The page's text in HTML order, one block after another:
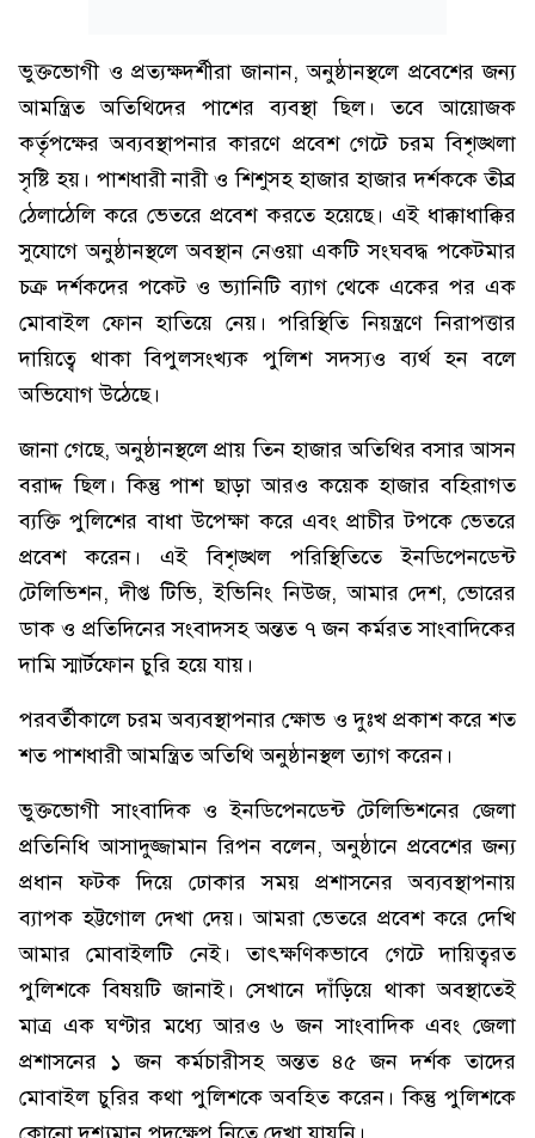
ভুক্তভোগী ও প্রত্যক্ষদর্শীরা জানান, অনুষ্ঠানস্থলে প্রবেশের জন্য
আমন্ত্রিত অতিথিদের পাশের ব্যবস্থা ছিল। তবে আয়োজক
কর্তৃপক্ষের অব্যবস্থাপনার কারণে প্রবেশ গেটে চরম বিশৃঙ্খলা
সৃষ্টি হয়। পাশধারী নারী ও শিশুসহ হাজার হাজার দর্শককে তীব্র
ঠেলাঠেলি করে ভেতরে প্রবেশ করতে হয়েছে। এই ধাক্কাধাক্কির
সুযোগে অনুষ্ঠানস্থলে অবস্থান নেওয়া একটি সংঘবদ্ধ পকেটমার
চক্র দর্শকদের পকেট ও ভ্যানিটি ব্যাগ থেকে একের পর এক
মোবাইল ফোন হাতিয়ে নেয়। পরিস্থিতি নিয়ন্ত্রণে নিরাপত্তার
দায়িত্বে থাকা বিপুলসংখ্যক পুলিশ সদস্যও ব্যর্থ হন বলে
অভিযোগ উঠেছে।
জানা গেছে, অনুষ্ঠানস্থলে প্রায় তিন হাজার অতিথির বসার আসন
বরাদ্দ ছিল। কিন্তু পাশ ছাড়া আরও কয়েক হাজার বহিরাগত
ব্যক্তি পুলিশের বাধা উপেক্ষা করে এবং প্রাচীর টপকে ভেতরে
প্রবেশ করেন। এই বিশৃঙ্খল পরিস্থিতিতে ইনডিপেনডেন্ট
টেলিভিশন, দীপ্ত টিভি, ইভিনিং নিউজ, আমার দেশ, ভোরের
ডাক ও প্রতিদিনের সংবাদসহ অন্তত ৭ জন কর্মরত সাংবাদিকের
দামি স্মার্টফোন চুরি হয়ে যায়।
পরবর্তীকালে চরম অব্যবস্থাপনার ক্ষোভ ও দুঃখ প্রকাশ করে শত
শত পাশধারী আমন্ত্রিত অতিথি অনুষ্ঠানস্থল ত্যাগ করেন।
ভুক্তভোগী সাংবাদিক ও ইনডিপেনডেন্ট টেলিভিশনের জেলা
প্রতিনিধি আসাদুজ্জামান রিপন বলেন, অনুষ্ঠানে প্রবেশের জন্য
প্রধান ফটক দিয়ে ঢোকার সময় প্রশাসনের অব্যবস্থাপনায়
ব্যাপক হট্টগোল দেখা দেয়। আমরা ভেতরে প্রবেশ করে দেখি
আমার মোবাইলটি নেই। তাৎক্ষণিকভাবে গেটে দায়িত্বরত
পুলিশকে বিষয়টি জানাই। সেখানে দাঁড়িয়ে থাকা অবস্থাতেই
মাত্র এক ঘণ্টার মধ্যে আরও ৬ জন সাংবাদিক এবং জেলা
প্রশাসনের ১ জন কর্মচারীসহ অন্তত ৪৫ জন দর্শক তাদের
মোবাইল চুরির কথা পুলিশকে অবহিত করেন। কিন্তু পুলিশকে